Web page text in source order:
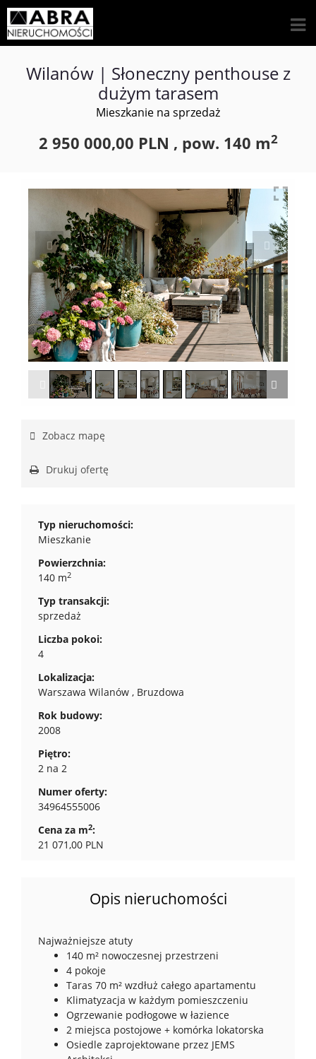
Wilanów | Słoneczny penthouse z
dużym tarasem
Mieszkanie na sprzedaż
2 950 000,00 PLN , pow. 140 m2
1/27
Zobacz mapę
Drukuj ofertę
Typ nieruchomości:
Mieszkanie
Powierzchnia:
140 m2
Typ transakcji:
sprzedaż
Liczba pokoi:
4
Lokalizacja:
Warszawa Wilanów , Bruzdowa
Rok budowy:
2008
Piętro:
2 na 2
Numer oferty:
34964555006
Cena za m2:
21 071,00 PLN
Opis nieruchomości
Najważniejsze atuty
140 m² nowoczesnej przestrzeni
4 pokoje
Taras 70 m² wzdłuż całego apartamentu
Klimatyzacja w każdym pomieszczeniu
Ogrzewanie podłogowe w łazience
2 miejsca postojowe + komórka lokatorska
Osiedle zaprojektowane przez JEMS